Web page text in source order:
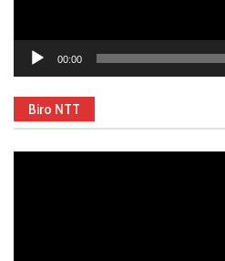
00:00
Biro NTT